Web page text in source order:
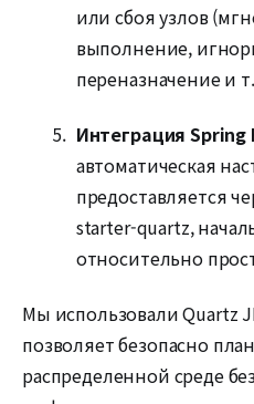
или сбоя узлов
выполнение,
переназначение и
Интеграция Spring
автоматическая
предоставляется
starter-quartz,
относительно
Мы использовали Quartz
позволяет безопасно
распределенной среде